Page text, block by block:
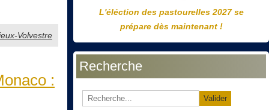
Volvestre
:
L'éléction des pastourelles 2027 se
prépare dès maintenant !
Recherche
Valider